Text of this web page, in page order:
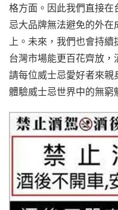
格方面。因此我們直接
忌大品牌無法避免的外
上。未來，我們也會持
台灣市場能更百花齊放
請每位威士忌愛好者來親
體驗威士忌世界中的無窮